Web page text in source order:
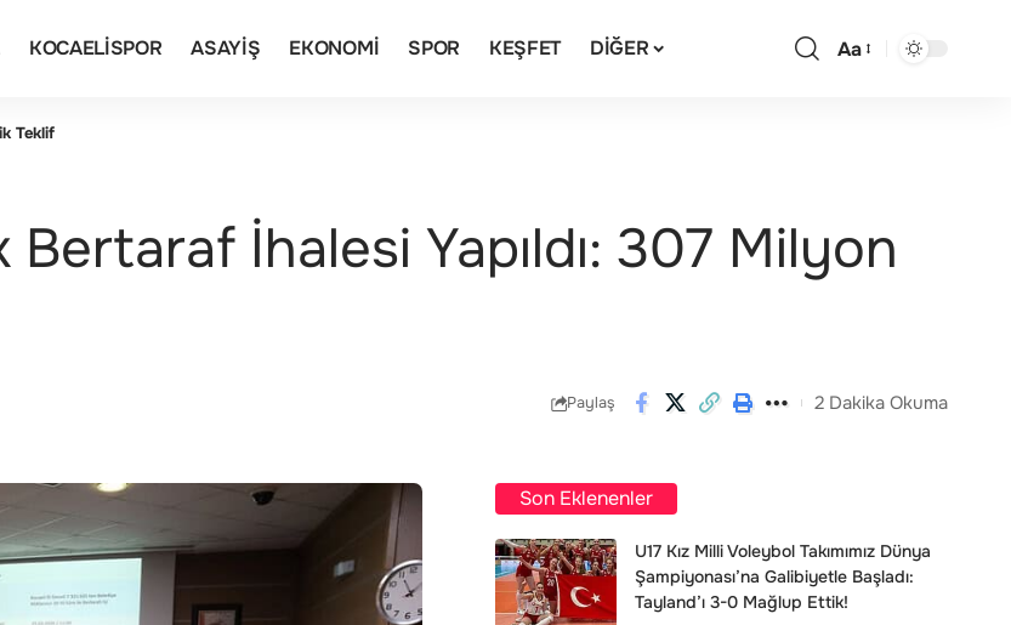
KOCAELISPOR ASAYIŞ EKONOMI SPOR KEŞFET DIĞER Aa
Teklif
Bertaraf İhalesi Yapıldı: 307 Milyon
Paylaş 2 Dakika Okuma
Son Eklenenler
U17 Kız Milli Voleybol Takımımız Dünya
Şampiyonası’na Galibiyetle Başladı:
Tayland’ı 3-0 Mağlup Ettik!